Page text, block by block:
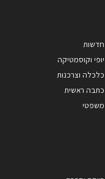
חדשות
יופי וקוסמטיקה
כלכלה וצרכנות
כתבה ראשית
משפטי